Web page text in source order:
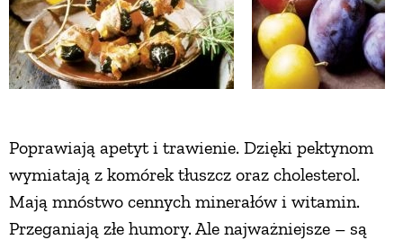
Poprawiają apetyt i trawienie. Dzięki pektynom
wymiatają z komórek tłuszcz oraz cholesterol.
Mają mnóstwo cennych minerałów i witamin.
Przeganiają złe humory. Ale najważniejsze – są